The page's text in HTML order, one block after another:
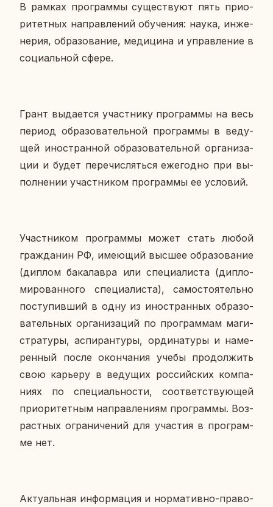
В рамках про­грам­мы су­ще­ству­ют пять при­о­
ри­тет­ных на­прав­ле­ний обу­че­ния: наука, ин­же­
не­рия, об­ра­зо­ва­ние, ме­ди­ци­на и управ­ле­ние в
со­ци­аль­ной сфере.
Грант вы­да­ет­ся участ­ни­ку про­грам­мы на весь
период об­ра­зо­ва­тель­ной про­грам­мы в ве­ду­
щей ино­стран­ной об­ра­зо­ва­тель­ной ор­га­ни­за­
ции и будет пе­ре­чис­лять­ся еже­год­но при вы­
пол­не­нии участ­ни­ком про­грам­мы ее усло­вий.
Участ­ни­ком про­грам­мы может стать любой
граж­да­нин РФ, име­ю­щий высшее об­ра­зо­ва­ние
(диплом ба­ка­лав­ра или спе­ци­а­ли­ста (ди­пло­
ми­ро­ван­но­го спе­ци­а­ли­ста), са­мо­сто­я­тель­но
по­сту­пив­ший в одну из ино­стран­ных об­ра­зо­
ва­тель­ных ор­га­ни­за­ций по про­грам­мам ма­ги­
стра­ту­ры, ас­пи­ран­ту­ры, ор­ди­на­ту­ры и на­ме­
рен­ный после окон­ча­ния учебы про­дол­жить
свою ка­рье­ру в ве­ду­щих рос­сий­ских ком­па­
ни­ях по спе­ци­аль­но­сти, со­от­вет­ству­ю­щей
при­о­ри­тет­ным на­прав­ле­ни­ям про­грам­мы. Воз­
раст­ных огра­ни­че­ний для уча­стия в про­грам­
ме нет.
Ак­ту­аль­ная ин­фор­ма­ция и нор­ма­тив­но-пра­во­